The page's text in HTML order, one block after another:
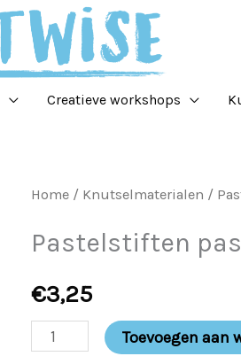
Creatieve workshops
Home / Knutselmaterialen /
Pastelstiften
€3,25
Pastelstiften
aantal
Toevoegen aan